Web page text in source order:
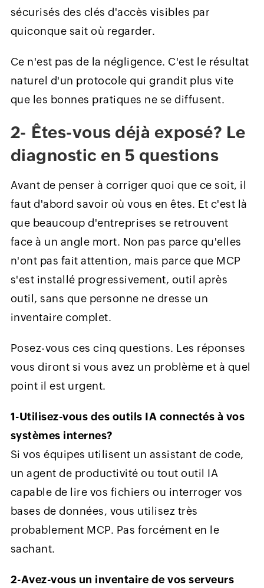
sécurisés des clés d'accès visibles par
quiconque sait où regarder.
Ce n'est pas de la négligence. C'est le résultat
naturel d'un protocole qui grandit plus vite
que les bonnes pratiques ne se diffusent.
2- Êtes-vous déjà exposé? Le
diagnostic en 5 questions
Avant de penser à corriger quoi que ce soit, il
faut d'abord savoir où vous en êtes. Et c'est là
que beaucoup d'entreprises se retrouvent
face à un angle mort. Non pas parce qu'elles
n'ont pas fait attention, mais parce que MCP
s'est installé progressivement, outil après
outil, sans que personne ne dresse un
inventaire complet.
Posez-vous ces cinq questions. Les réponses
vous diront si vous avez un problème et à quel
point il est urgent.
1-Utilisez-vous des outils IA connectés à vos
systèmes internes?
Si vos équipes utilisent un assistant de code,
un agent de productivité ou tout outil IA
capable de lire vos fichiers ou interroger vos
bases de données, vous utilisez très
probablement MCP. Pas forcément en le
sachant.
2-Avez-vous un inventaire de vos serveurs